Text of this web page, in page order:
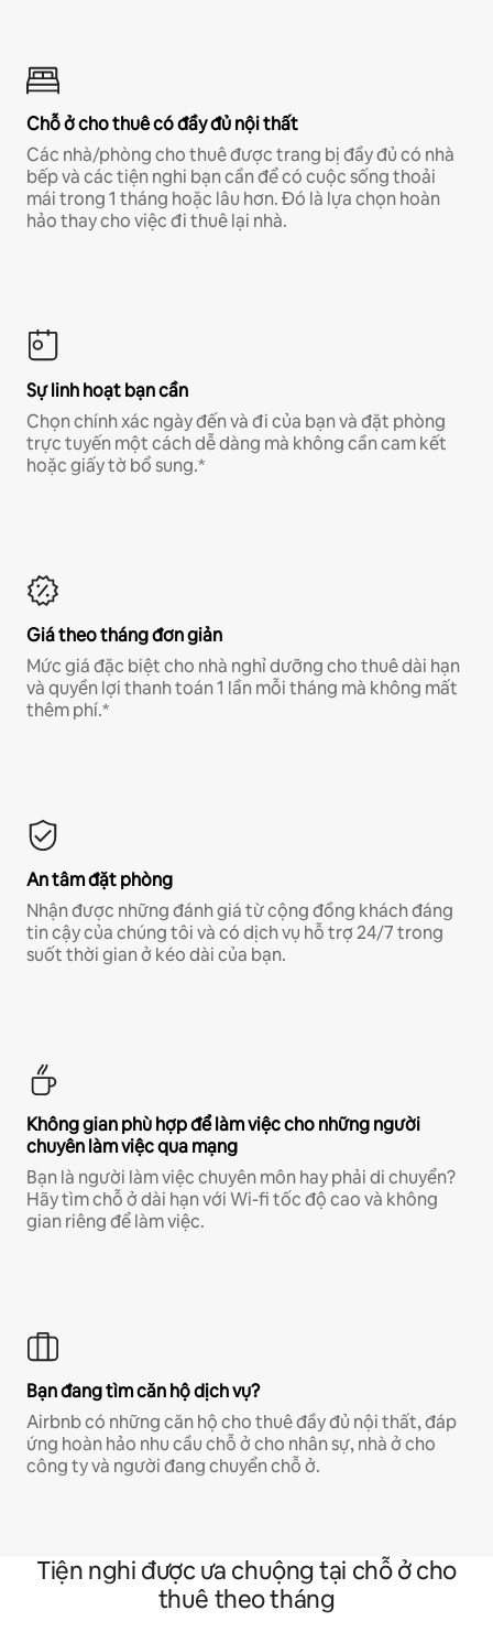
Chỗ ở cho thuê có đầy đủ nội thất
Các nhà/phòng cho thuê được trang bị đầy đủ có nhà
bếp và các tiện nghi bạn cần để có cuộc sống thoải
mái trong 1 tháng hoặc lâu hơn. Đó là lựa chọn hoàn
hảo thay cho việc đi thuê lại nhà.
Sự linh hoạt bạn cần
Chọn chính xác ngày đến và đi của bạn và đặt phòng
trực tuyến một cách dễ dàng mà không cần cam kết
hoặc giấy tờ bổ sung.*
Giá theo tháng đơn giản
Mức giá đặc biệt cho nhà nghỉ dưỡng cho thuê dài hạn
và quyền lợi thanh toán 1 lần mỗi tháng mà không mất
thêm phí.*
An tâm đặt phòng
Nhận được những đánh giá từ cộng đồng khách đáng
tin cậy của chúng tôi và có dịch vụ hỗ trợ 24/7 trong
suốt thời gian ở kéo dài của bạn.
Không gian phù hợp để làm việc cho những người
chuyên làm việc qua mạng
Bạn là người làm việc chuyên môn hay phải di chuyển?
Hãy tìm chỗ ở dài hạn với Wi-fi tốc độ cao và không
gian riêng để làm việc.
Bạn đang tìm căn hộ dịch vụ?
Airbnb có những căn hộ cho thuê đầy đủ nội thất, đáp
ứng hoàn hảo nhu cầu chỗ ở cho nhân sự, nhà ở cho
công ty và người đang chuyển chỗ ở.
Tiện nghi được ưa chuộng tại chỗ ở cho
thuê theo tháng